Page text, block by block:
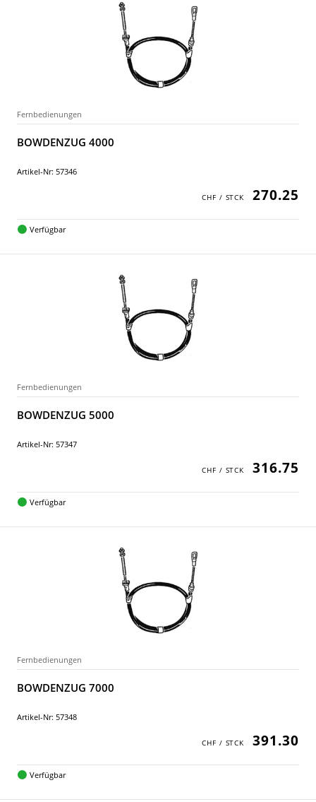
Fernbedienungen
BOWDENZUG 4000
Artikel-Nr: 57346
270.25
Verfügbar
Fernbedienungen
BOWDENZUG 5000
Artikel-Nr: 57347
316.75
Verfügbar
Fernbedienungen
BOWDENZUG 7000
Artikel-Nr: 57348
391.30
Verfügbar